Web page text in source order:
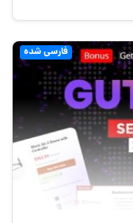
فارسی شده